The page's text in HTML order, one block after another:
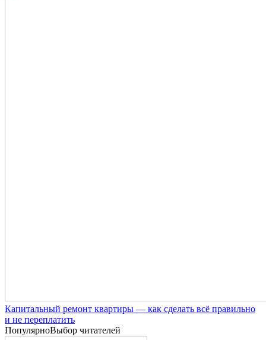
Капитальный ремонт квартиры — как сделать всё правильно
и не переплатить
ПопулярноВыбор читателей